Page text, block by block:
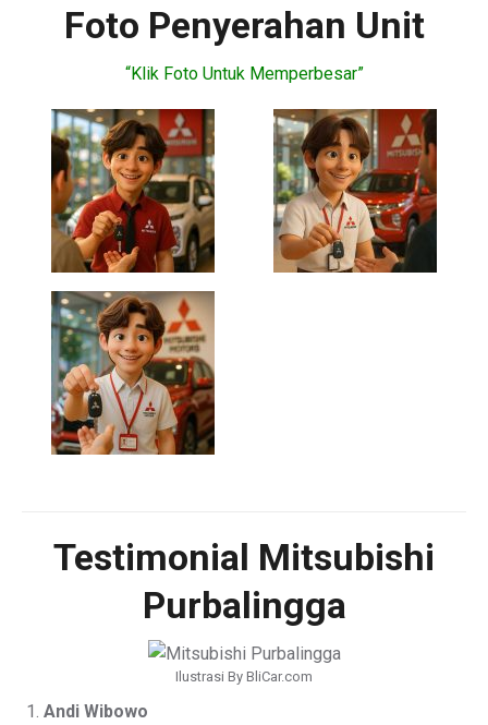
Foto Penyerahan Unit
“Klik Foto Untuk Memperbesar”
Testimonial Mitsubishi
Purbalingga
Ilustrasi By BliCar.com
Andi Wibowo